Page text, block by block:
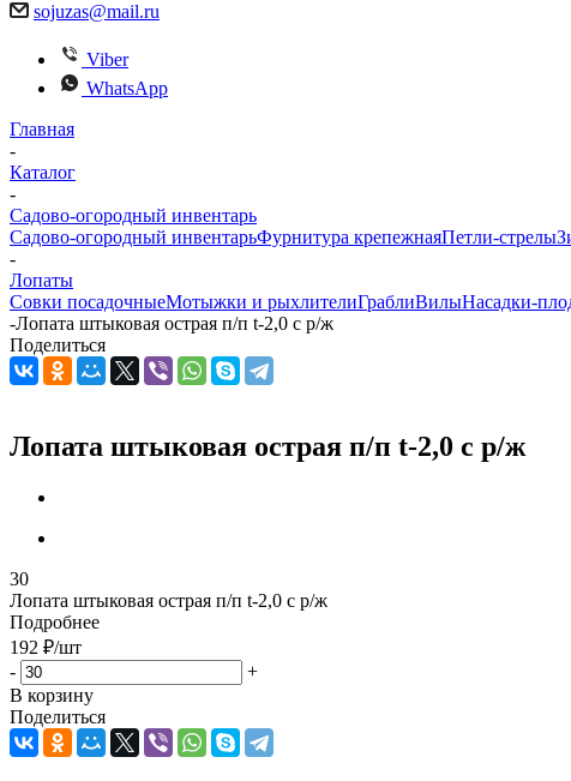
sojuzas@mail.ru
Viber
WhatsApp
Главная
-
Каталог
-
Садово-огородный инвентарь
Садово-огородный инвентарьФурнитура крепежнаяПетли-стрелы
-
Лопаты
Совки посадочныеМотыжки и рыхлителиГраблиВилыНасадки-
-Лопата штыковая острая п/п t-2,0 с р/ж
Поделиться
Лопата штыковая острая п/п t-2,0 с р/ж
30
Лопата штыковая острая п/п t-2,0 с р/ж
Подробнее
192 ₽/шт
-
+
В корзину
Поделиться